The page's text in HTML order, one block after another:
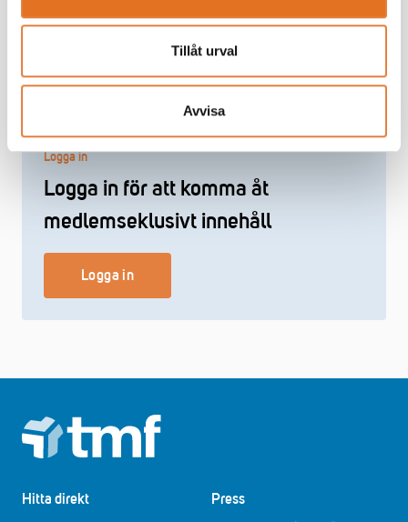
Tillåt urval
Avvisa
Logga in
Logga in för att komma åt
medlemseklusivt innehåll
Logga in
Kontakta oss påmedlemsregistret@tmf.se- alla vardagar kl 08:30-
16:00.
Footer
Hitta direkt Press